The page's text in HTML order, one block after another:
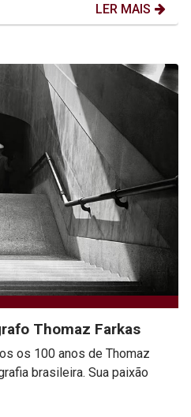
LER MAIS
Thomaz Farkas
os 100 anos de Thomaz
brasileira. Sua paixão